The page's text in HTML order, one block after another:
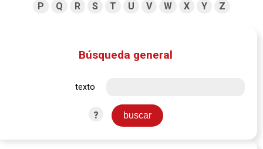
P
Q R S T U V W X Y Z
Búsqueda general
texto
?